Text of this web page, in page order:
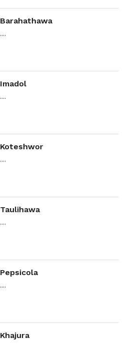
Barahathawa
....
Imadol
....
Koteshwor
....
Taulihawa
....
Pepsicola
....
Khajura